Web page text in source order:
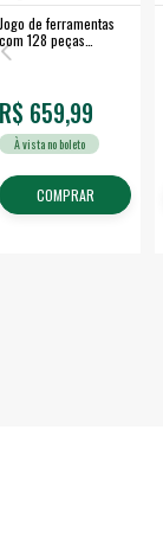
Jogo de ferramentas
com 128 peças
embalagem fechada -
R$ 659,99
À vista no boleto
COMPRAR